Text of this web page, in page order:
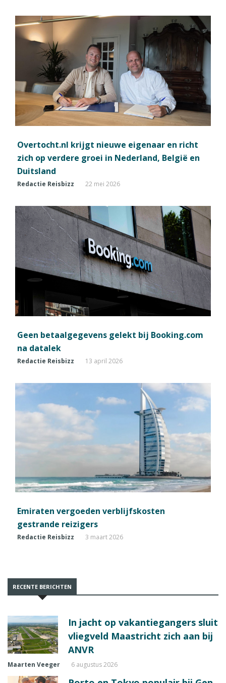
Overtocht.nl krijgt nieuwe eigenaar en richt
zich op verdere groei in Nederland, België en
Duitsland
Redactie Reisbizz 22 mei 2026
Geen betaalgegevens gelekt bij Booking.com
na datalek
Redactie Reisbizz 13 april 2026
Emiraten vergoeden verblijfskosten
gestrande reizigers
Redactie Reisbizz 3 maart 2026
RECENTE BERICHTEN
In jacht op vakantiegangers sluit
vliegveld Maastricht zich aan bij
ANVR
Maarten Veeger 6 augustus 2026